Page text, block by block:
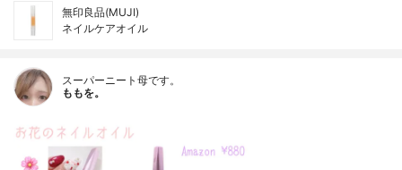
無印良品(MUJI)
ネイルケアオイル
スーパーニート母です。
ももを。